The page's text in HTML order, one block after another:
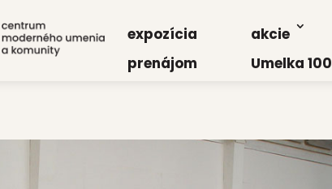
expo­zí­cia akcie
pre­ná­jom
Umel­ka 100